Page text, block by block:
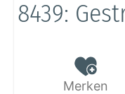
8439:
Merken